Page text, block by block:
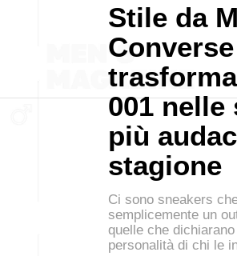
Stile da
Converse
001 nelle
più
stagione
Ci sono sneakers
semplicemente un
quelle che
personalità di chi le